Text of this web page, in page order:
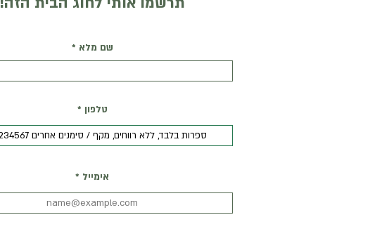
שם מלא
טלפון
אימייל